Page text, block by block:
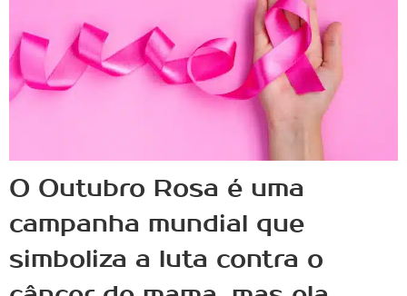
O Outubro Rosa é uma
campanha mundial que
simboliza a luta contra o